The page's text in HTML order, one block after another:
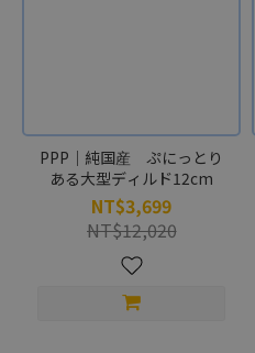
PPP｜純国産 ぷにっとり
ある大型ディルド12cm
NT$3,699
NT$12,020